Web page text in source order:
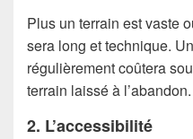
Plus un terrain est vaste
sera long et technique.
régulièrement coûtera
terrain laissé à l’abandon.
2. L’accessibilité